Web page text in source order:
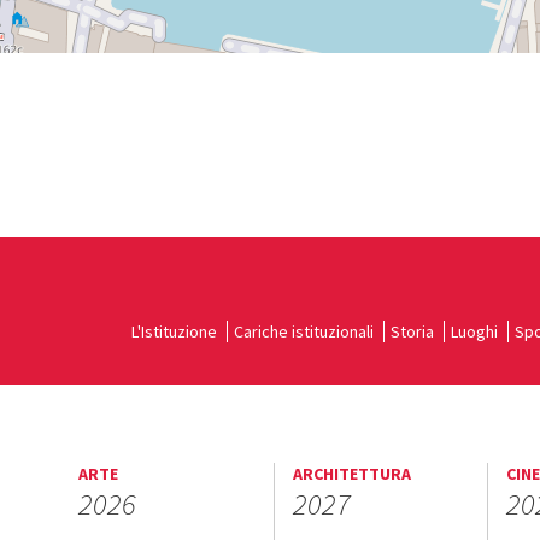
L'Istituzione Cariche istituzionali Storia Luoghi
ARTE
2026
ARCHITETTURA
2027